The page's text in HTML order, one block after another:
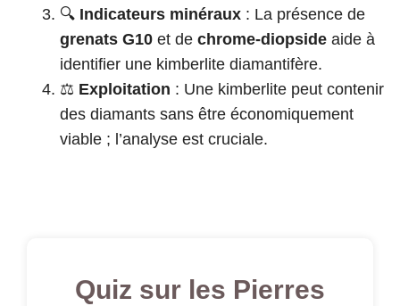
🔍 Indicateurs minéraux : La présence de
grenats G10 et de chrome-diopside aide à
identifier une kimberlite diamantifère.
⚖️ Exploitation : Une kimberlite peut contenir
des diamants sans être économiquement
viable ; l’analyse est cruciale.
Quiz sur les Pierres